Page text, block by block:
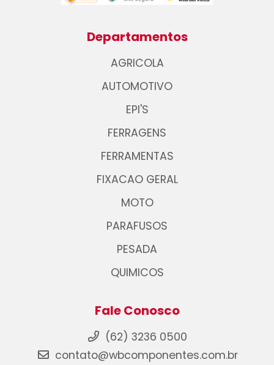
Departamentos
AGRICOLA
AUTOMOTIVO
EPI'S
FERRAGENS
FERRAMENTAS
FIXACAO GERAL
MOTO
PARAFUSOS
PESADA
QUIMICOS
Fale Conosco
(62) 3236 0500
contato@wbcomponentes.com.br